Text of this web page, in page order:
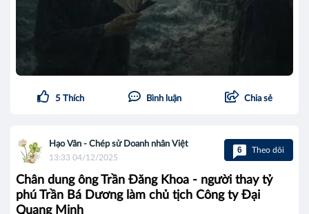
5 Thích Bình luận Chia sẻ
Hạo Vân - Chép sử Doanh nhân Việt
13:33 04/12/2025
6 Theo dõi
Chân dung ông Trần Đăng Khoa - người thay tỷ
phú Trần Bá Dương làm chủ tịch Công ty Đại
Quang Minh